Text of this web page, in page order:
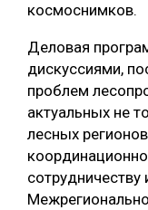
космоснимков.
Деловая
дискуссиями,
проблем
актуальных не
лесных